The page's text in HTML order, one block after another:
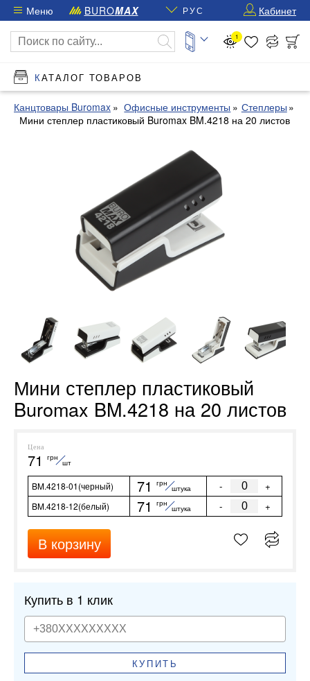
Меню BUROMAX РУС Кабинет
1
КАТАЛОГ ТОВАРОВ
Канцтовары Buromax Офисные инструменты
Степлеры
Мини степлер пластиковый Buromax BM.4218 на 20 листов
Мини степлер пластиковый
Buromax BM.4218 на 20 листов
Цена
71 грн
шт
BM.4218-01(черный) 71 грн
штука - +
BM.4218-12(белый) 71 грн
штука - +
В корзину
Купить в 1 клик
КУПИТЬ